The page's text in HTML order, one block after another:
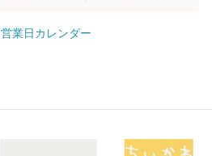
営業日カレンダー